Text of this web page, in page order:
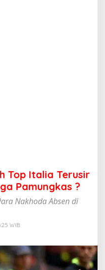
Top Italia Terusir
Pamungkas ?
Nakhoda Absen di
WIB